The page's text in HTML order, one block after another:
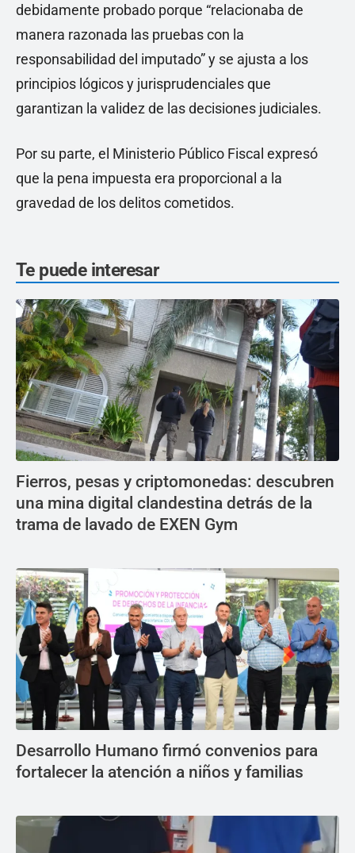
debidamente probado porque “relacionaba de
manera razonada las pruebas con la
responsabilidad del imputado” y se ajusta a los
principios lógicos y jurisprudenciales que
garantizan la validez de las decisiones judiciales.
Por su parte, el Ministerio Público Fiscal expresó
que la pena impuesta era proporcional a la
gravedad de los delitos cometidos.
Te puede interesar
Fierros, pesas y criptomonedas: descubren
una mina digital clandestina detrás de la
trama de lavado de EXEN Gym
Desarrollo Humano firmó convenios para
fortalecer la atención a niños y familias